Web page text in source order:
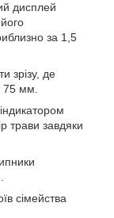
дисплей
за 1,5
зрізу, де
75 мм.
трави завдяки
сімейства